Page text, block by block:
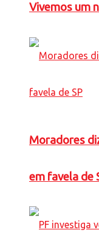
Vivemos um
Moradores
em favela de